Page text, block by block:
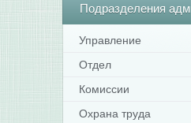
Подразделения
Управление
Отдел
Комиссии
Охрана труда